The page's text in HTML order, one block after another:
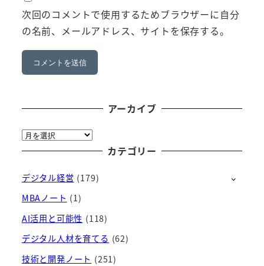
次回のコメントで使用するためブラウザーに自分
の名前、メールアドレス、サイトを保存する。
アーカイブ
ア
ー
イ
ブ
カテゴリー
デジタル経営 (179)
MBAノート (1)
AI活用と可能性 (118)
デジタル人材を育てる (62)
技術と開発ノート (251)